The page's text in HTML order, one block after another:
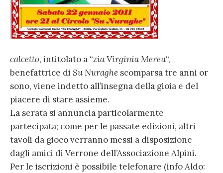
calcetto, intitolato a “zia Virginia Mereu“,
benefattrice di Su Nuraghe scomparsa tre anni or
sono, viene indetto all’insegna della gioia e del
piacere di stare assieme.
La serata si annuncia particolarmente
partecipata; come per le passate edizioni, altri
tavoli da gioco verranno messi a disposizione
dagli amici di Verrone dell’Associazione Alpini.
Per le iscrizioni è possibile telefonare (info Aldo: